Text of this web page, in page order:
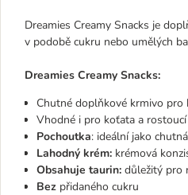
Dreamies Creamy Snacks je
v podobě cukru nebo umělých
Dreamies Creamy Snacks:
Chutné doplňkové krmivo pro
Vhodné i pro koťata a
Pochoutka: ideální jako
Lahodný krém: krémová
Obsahuje taurin: důležitý pro
Bez přidaného cukru